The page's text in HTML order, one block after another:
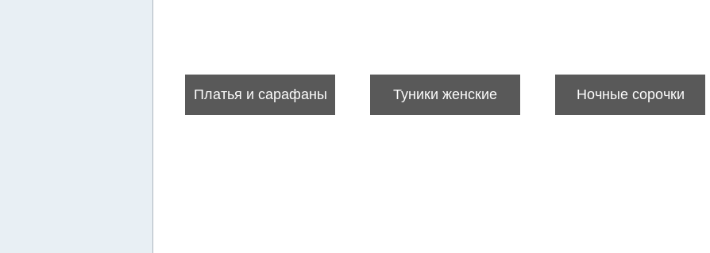
Платья и сарафаны Туники женские Ночные сорочки